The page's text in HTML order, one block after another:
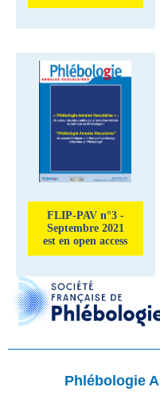
FLIP-PAV n°3 -
Septembre 2021
est en open access
Phlébologie